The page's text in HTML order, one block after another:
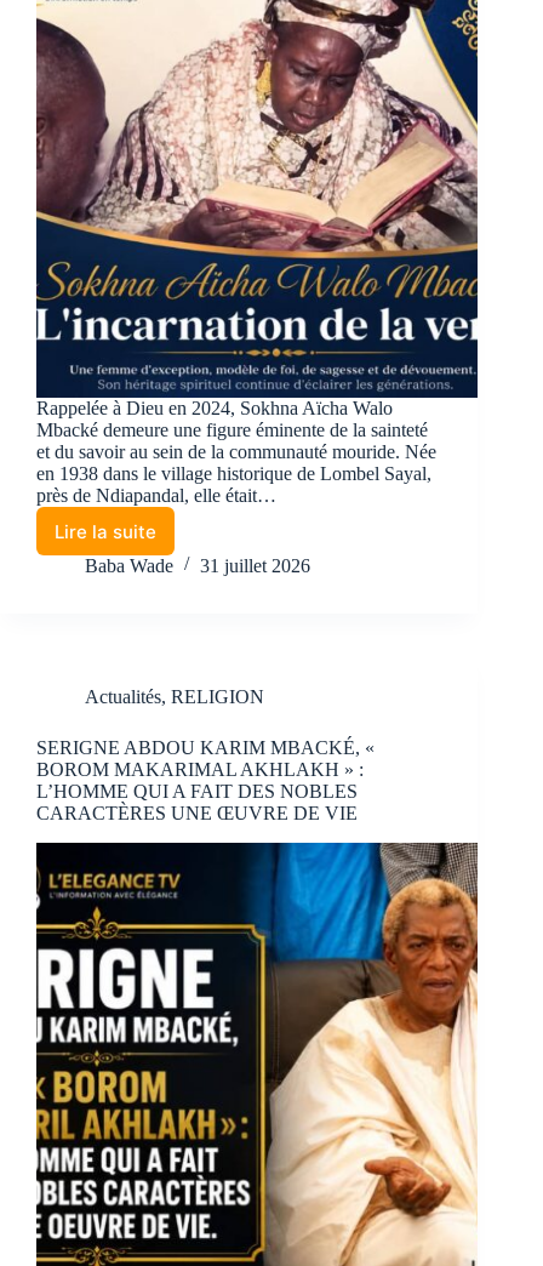
​Rappelée à Dieu en 2024, Sokhna Aïcha Walo
Mbacké demeure une figure éminente de la sainteté
et du savoir au sein de la communauté mouride. Née
en 1938 dans le village historique de Lombel Sayal,
près de Ndiapandal, elle était…
Lire la suite
Baba Wade 31 juillet 2026
Actualités, RELIGION
SERIGNE ABDOU KARIM MBACKÉ, «
BOROM MAKARIMAL AKHLAKH » :
L’HOMME QUI A FAIT DES NOBLES
CARACTÈRES UNE ŒUVRE DE VIE